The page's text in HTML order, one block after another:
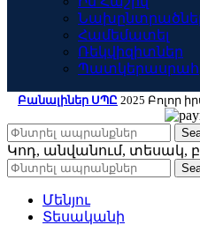
Համեմատել
Ռեկվիզիտներ
Պատկերասրահ
Բանալիներ ՍՊԸ 2025 Բոլոր
Կոդ, անվանում, տեսակ,
Մենյու
Տեսականի